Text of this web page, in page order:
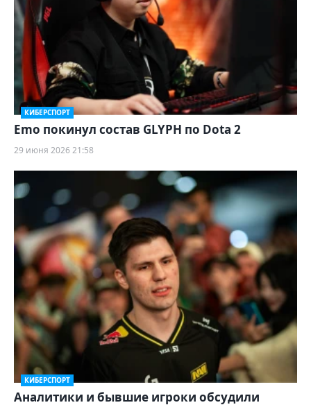
КИБЕРСПОРТ
Emo покинул состав GLYPH по Dota 2
29 июня 2026 21:58
КИБЕРСПОРТ
Аналитики и бывшие игроки обсудили